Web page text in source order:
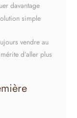
davantage
simple
vendre au
d’aller plus